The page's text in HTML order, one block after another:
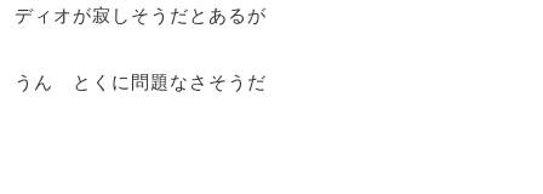
ディオが寂しそうだとあるが
うん とくに問題なさそうだ